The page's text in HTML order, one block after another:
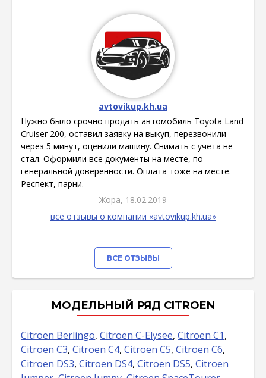
avtovikup.kh.ua
Нужно было срочно продать автомобиль Toyota Land
Cruiser 200, оставил заявку на выкуп, перезвонили
через 5 минут, оценили машину. Снимать с учета не
стал. Оформили все документы на месте, по
генеральной доверенности. Оплата тоже на месте.
Респект, парни.
Жора, 18.02.2019
все отзывы о компании «avtovikup.kh.ua»
ВСЕ ОТЗЫВЫ
МОДЕЛЬНЫЙ РЯД CITROEN
Citroen Berlingo, Citroen C-Elysee, Citroen C1,
Citroen C3, Citroen C4, Citroen C5, Citroen C6,
Citroen DS3, Citroen DS4, Citroen DS5, Citroen